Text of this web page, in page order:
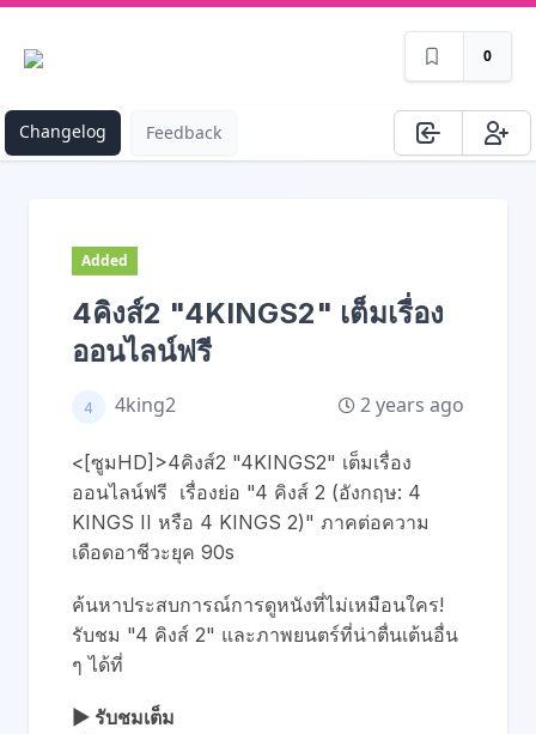
0
Changelog Feedback
Added
4คิงส์2 "4KINGS2" เต็มเรื่อง
ออนไลน์ฟรี
4king2 2 years ago
<[ซูมHD]>4คิงส์2 "4KINGS2" เต็มเรื่อง
ออนไลน์ฟรี เรื่องย่อ "4 คิงส์ 2 (อังกฤษ: 4
KINGS II หรือ 4 KINGS 2)" ภาคต่อความ
เดือดอาชีวะยุค 90s
ค้นหาประสบการณ์การดูหนังที่ไม่เหมือนใคร!
รับชม "4 คิงส์ 2" และภาพยนตร์ที่น่าตื่นเต้นอื่น
ๆ ได้ที่
▶ รับชมเต็ม